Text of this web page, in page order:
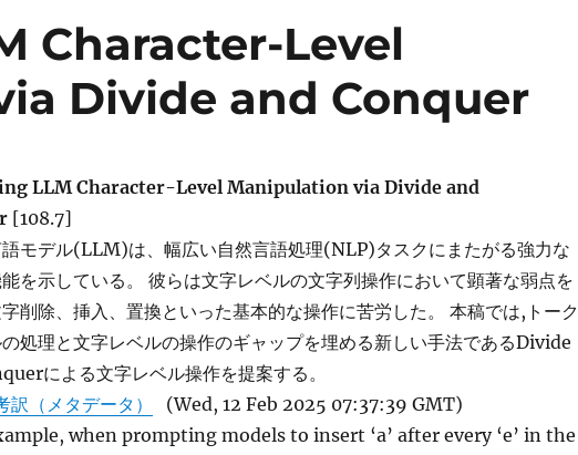
Character-Level
Divide and Conquer
LLM Character-Level Manipulation via Divide and
[108.7]
モデル(LLM)は、幅広い自然言語処理(NLP)タスクにまたがる強力な
を示している。 彼らは文字レベルの文字列操作において顕著な弱点を
削除、挿入、置換といった基本的な操作に苦労した。 本稿では,トーク
処理と文字レベルの操作のギャップを埋める新しい手法であるDivide
による文字レベル操作を提案する。
訳（メタデータ）
(Wed, 12 Feb 2025 07:37:39 GMT)
when prompting models to insert ‘a’ after every ‘e’ in the